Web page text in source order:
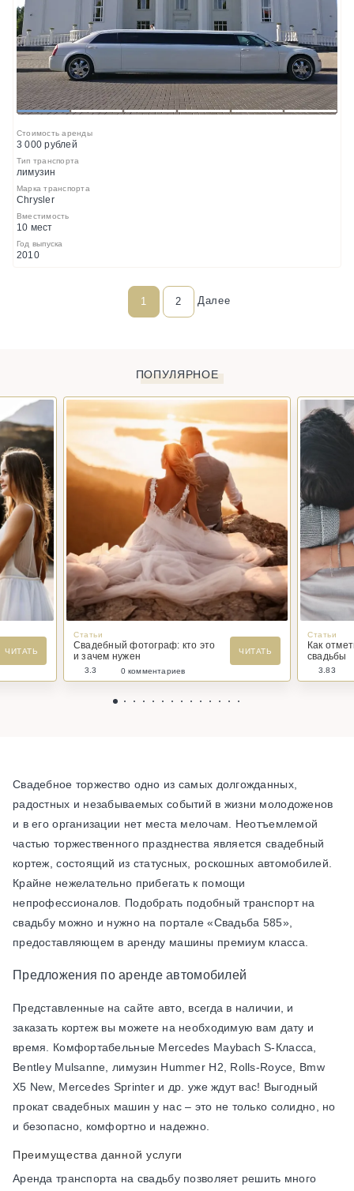
1 2 3 4 5 6
Стоимость аренды
3 000 рублей
Тип транспорта
лимузин
Марка транспорта
Chrysler
Вместимость
10 мест
Год выпуска
2010
1 2 Далее
ПОПУЛЯРНОЕ
ЧИТАТЬ
Статьи
Свадебный фотограф: кто это
и зачем нужен
ЧИТАТЬ
3.3 0 комментариев
Статьи
Как
свадьбы
3.83
Свадебное торжество одно из самых долгожданных,
радостных и незабываемых событий в жизни молодоженов
и в его организации нет места мелочам. Неотъемлемой
частью торжественного празднества является свадебный
кортеж, состоящий из статусных, роскошных автомобилей.
Крайне нежелательно прибегать к помощи
непрофессионалов. Подобрать подобный транспорт на
свадьбу можно и нужно на портале «Свадьба 585»,
предоставляющем в аренду машины премиум класса.
Предложения по аренде автомобилей
Представленные на сайте авто, всегда в наличии, и
заказать кортеж вы можете на необходимую вам дату и
время. Комфортабельные Mercedes Maybach S-Класса,
Bentley Mulsanne, лимузин Hummer H2, Rolls-Royce, Bmw
X5 New, Mercedes Sprinter и др. уже ждут вас! Выгодный
прокат свадебных машин у нас – это не только солидно, но
и безопасно, комфортно и надежно.
Преимущества данной услуги
Аренда транспорта на свадьбу позволяет решить много